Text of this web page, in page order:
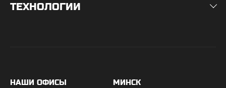
ТЕХНОЛОГИИ
НАШИ ОФИСЫ МИНСК